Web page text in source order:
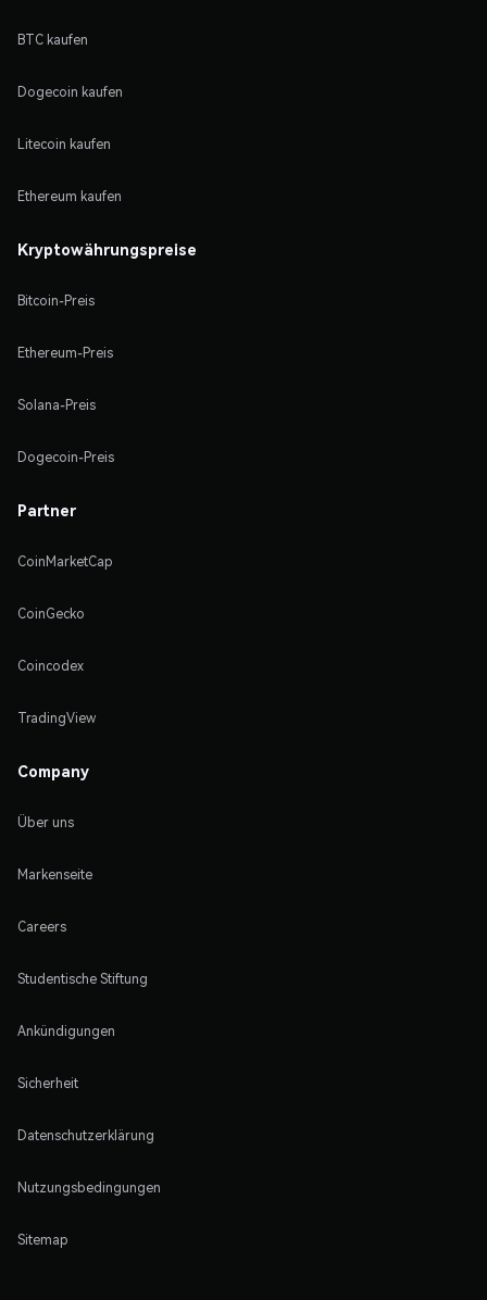
BTC kaufen
Dogecoin kaufen
Litecoin kaufen
Ethereum kaufen
Kryptowährungspreise
Bitcoin-Preis
Ethereum-Preis
Solana-Preis
Dogecoin-Preis
Partner
CoinMarketCap
CoinGecko
Coincodex
TradingView
Company
Über uns
Markenseite
Careers
Studentische Stiftung
Ankündigungen
Sicherheit
Datenschutzerklärung
Nutzungsbedingungen
Sitemap